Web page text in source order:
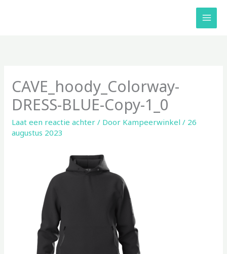
CAVE_hoody_Colorway-
DRESS-BLUE-Copy-1_0
Laat een reactie achter / Door Kampeerwinkel/ 26
augustus 2023